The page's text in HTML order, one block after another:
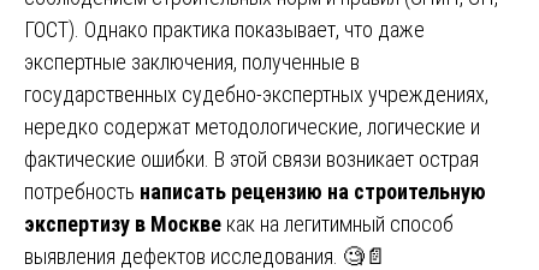
ГОСТ). Однако практика показывает, что даже
экспертные заключения, полученные в
государственных судебно-экспертных учреждениях,
нередко содержат методологические, логические и
фактические ошибки. В этой связи возникает острая
потребность написать рецензию на строительную
экспертизу в Москве как на легитимный способ
выявления дефектов исследования. 🧐📄